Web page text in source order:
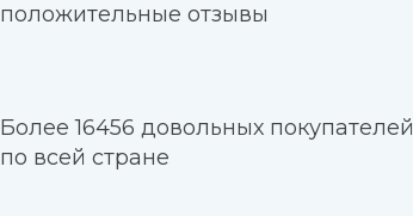
положительные отзывы
Более 16456 довольных покупателей
по всей стране